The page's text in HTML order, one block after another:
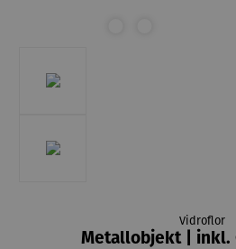
Vidroflor
Metallobjekt | inkl.